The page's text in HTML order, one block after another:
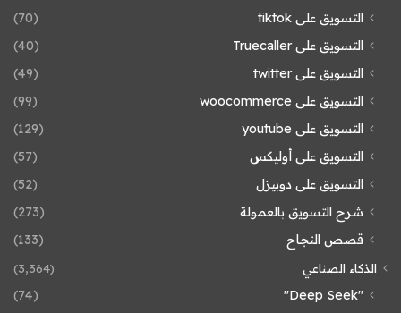
التسويق على tiktok
(70)
التسويق على Truecaller
(40)
التسويق على twitter
(49)
التسويق على woocommerce
(99)
التسويق على youtube
(129)
التسويق على أوليكس
(57)
التسويق على دوبيزل
(52)
شرح التسويق بالعمولة
(273)
قصص النجاح
(133)
الذكاء الصناعي (3٬364)
"Deep Seek"
(74)